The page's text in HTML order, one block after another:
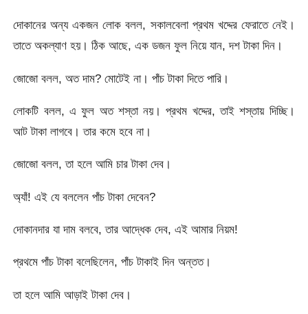
দোকানের অন্য একজন লোক বলল, সকালবেলা প্রথম খদ্দের ফেরাতে নেই।
তাতে অকল্যাণ হয়। ঠিক আছে, এক ডজন ফুল নিয়ে যান, দশ টাকা দিন।
জোজো বলল, অত দাম? মোটেই না। পাঁচ টাকা দিতে পারি।
লোকটি বলল, এ ফুল অত শস্তা নয়। প্রথম খদ্দের, তাই শস্তায় দিচ্ছি।
আট টাকা লাগবে। তার কমে হবে না।
জোজো বলল, তা হলে আমি চার টাকা দেব।
অ্যাঁ! এই যে বললেন পাঁচ টাকা দেবেন?
দোকানদার যা দাম বলবে, তার আদ্ধেক দেব, এই আমার নিয়ম!
প্রথমে পাঁচ টাকা বলেছিলেন, পাঁচ টাকাই দিন অন্তত।
তা হলে আমি আড়াই টাকা দেব।